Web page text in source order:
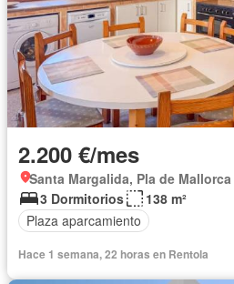
2.200 €/mes
Santa Margalida, Pla de Mallorca
3 Dormitorios
138 m²
Plaza aparcamiento
Hace 1 semana, 22 horas en Rentola